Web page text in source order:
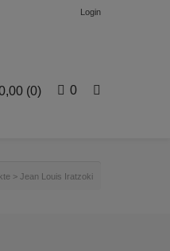
Login
(0) 0
> Jean Louis Iratzoki